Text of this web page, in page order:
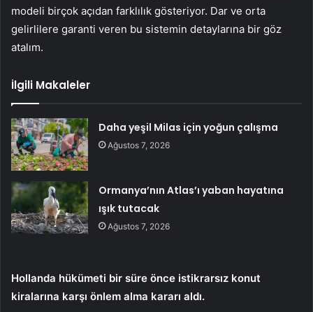
modeli birçok açıdan farklılık gösteriyor. Dar ve orta
gelirlilere garanti veren bu sistemin detaylarına bir göz
atalım.
İlgili Makaleler
Daha yeşil Milas için yoğun çalışma
Ağustos 7, 2026
Ormanya’nın Atlas’ı yaban hayatına
ışık tutacak
Ağustos 7, 2026
Hollanda hükümeti bir süre önce istikrarsız konut
kiralarına karşı önlem alma kararı aldı.